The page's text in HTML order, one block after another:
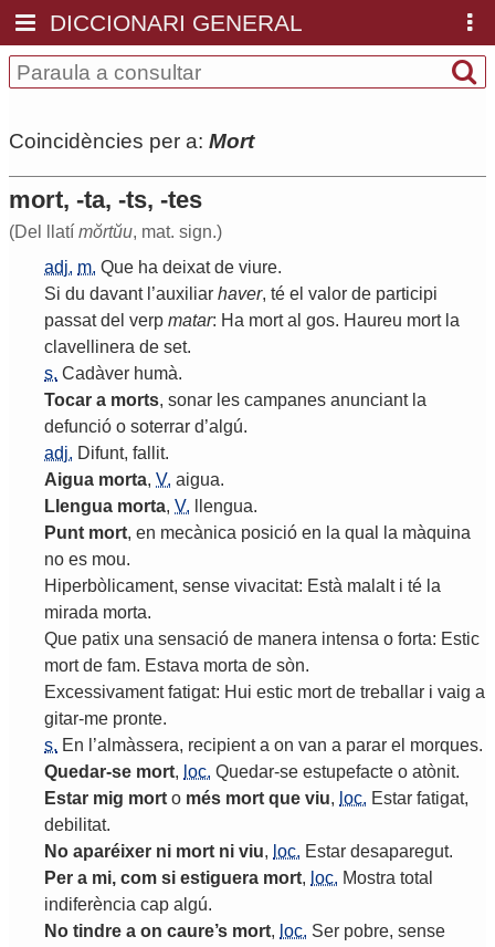
DICCIONARI GENERAL
Coincidències per a: Mort
mort, -ta, -ts, -tes
(Del llatí mŏrtŭu, mat. sign.)
adj. m. Que ha deixat de viure.
Si du davant ’auxiliar haver, té el valor de participi
passat del verp matar: Ha mort al gos. Haureu mort la
clavellinera de set.
s. Cadàver humà.
Tocar a morts, sonar les campanes anunciant la
defunció o soterrar d’algú.
adj. Difunt, fallit.
Aigua morta, V. aigua.
Llengua morta, V. llengua.
Punt mort, en mecànica posició en la qual la màquina
no es mou.
Hiperbòlicament, sense vivacitat: Està malalt i té la
mirada morta.
Que patix una sensació de manera intensa o forta: Estic
mort de fam. Estava morta de sòn.
Excessivament fatigat: Hui estic mort de treballar i vaig a
gitar-me pronte.
s. En ’almàssera, recipient a on van a parar el morques.
Quedar-se mort, loc. Quedar-se estupefacte o atònit.
Estar mig mort o més mort que viu, loc. Estar fatigat,
debilitat.
No aparéixer ni mort ni viu, loc. Estar desaparegut.
Per a mi, com si estiguera mort, loc. Mostra total
indiferència cap algú.
No tindre a on caure’s mort, loc. Ser pobre, sense